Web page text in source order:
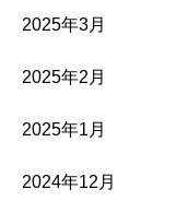
2025年3月
2025年2月
2025年1月
2024年12月